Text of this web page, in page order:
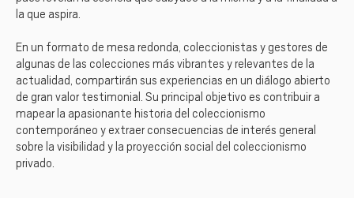
la que aspira.
En un formato de mesa redonda, coleccionistas y gestores de
algunas de las colecciones más vibrantes y relevantes de la
actualidad, compartirán sus experiencias en un diálogo abierto
de gran valor testimonial. Su principal objetivo es contribuir a
mapear la apasionante historia del coleccionismo
contemporáneo y extraer consecuencias de interés general
sobre la visibilidad y la proyección social del coleccionismo
privado.